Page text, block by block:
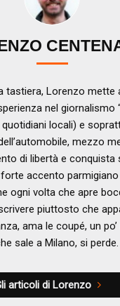
tastiera, Lorenzo mette
nel giornalismo
quotidiani locali) e
mezzo
di libertà e conquista
forte accento
ogni volta che apre
piuttosto che
ama le coupé, un
sale a Milano, si perde.
articoli di Lorenzo